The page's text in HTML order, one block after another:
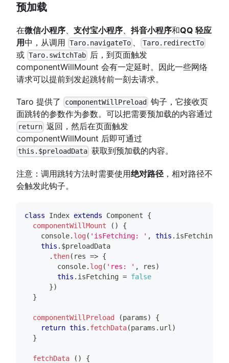
预加载
在微信小程序 支付宝小程序 抖音小程序和QQ 轻应
用中，从调用 Taro.navigateTo 、 Taro.redirectTo
或 Taro.switchTab
后，到页面触发
componentWillMount 会有一定延时。因此一些网络
请求可以提前到发起跳转前一刻去请求。
Taro 提供了 componentWillPreload
钩子，它接收页
面跳转的参数作为参数。可以把需要预加载的内容通过
return 返回，然后在页面触发
componentWillMount 后即可通过
this.$preloadData 获取到预加载的内容。
注意：调用跳转方法时需要使用绝对路径 ，相对路径不
会触发此钩子。
class Index extends Component
{
componentWillMount
( )
{
console. log( 'isFetching: ' , this . isFetching
this . $preloadData
. then( res => {
console. log( 'res: ' , res)
this . isFetching = false
})
}
componentWillPreload (params)
{
return this . fetchData(params . url )
}
fetchData ( )
{